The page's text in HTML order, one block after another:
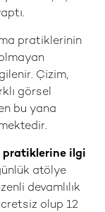
pratiklerinin
Çizim,
görsel
bu yana
pratiklerine ilgi
atölye
devamlılık
olup 12